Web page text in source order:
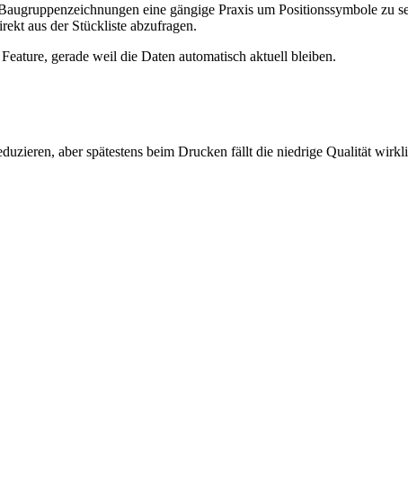
eine gängige Praxis um Positionssymbole zu
aus der Stückliste abzufragen.
Feature, gerade weil die Daten automatisch aktuell bleiben.
aber spätestens beim Drucken fällt die niedrige Qualität